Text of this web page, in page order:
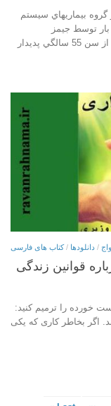
گروه بيماريهاي سيستم
توسط جيمز
پاركينسون ، شرح داده شد. نشانه هاي اين بيماري از سن 55 سالگي پديدار
/ دانلودها /کتاب های فارسی
قوانین زندگی
خورده را ترمیم کنید:
اگر بخاطر کاری که یکی